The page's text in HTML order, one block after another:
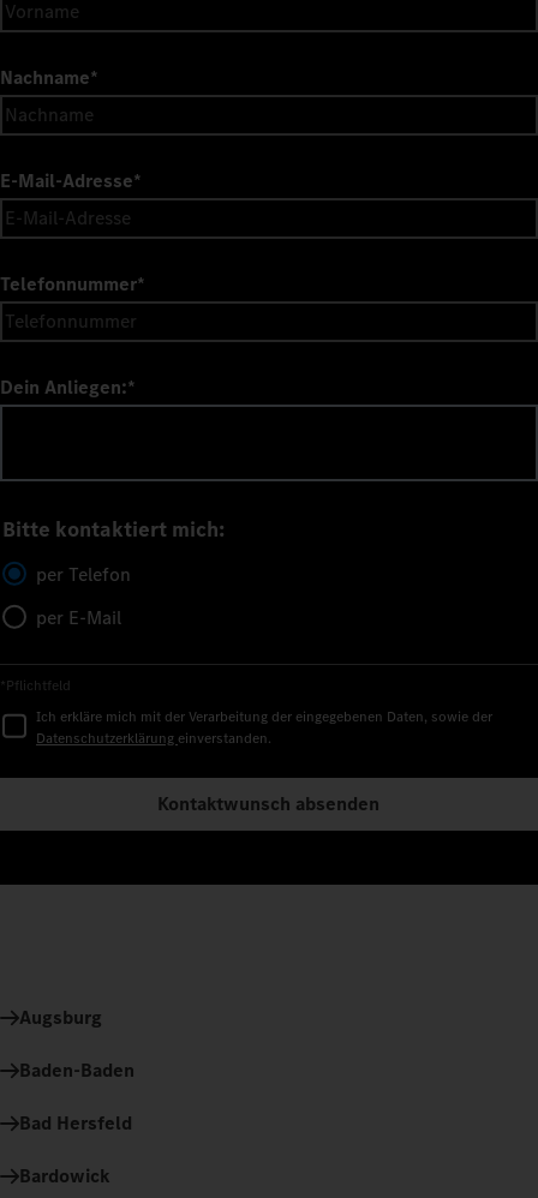
Nachname*
E-Mail-Adresse*
Telefonnummer*
Dein Anliegen:*
Bitte kontaktiert mich:
per Telefon
per E-Mail
*Pflichtfeld
Ich erkläre mich mit der Verarbeitung der eingegebenen Daten, sowie der
Datenschutzerklärung einverstanden.
Kontaktwunsch absenden
Augsburg
Baden-Baden
Bad Hersfeld
Bardowick